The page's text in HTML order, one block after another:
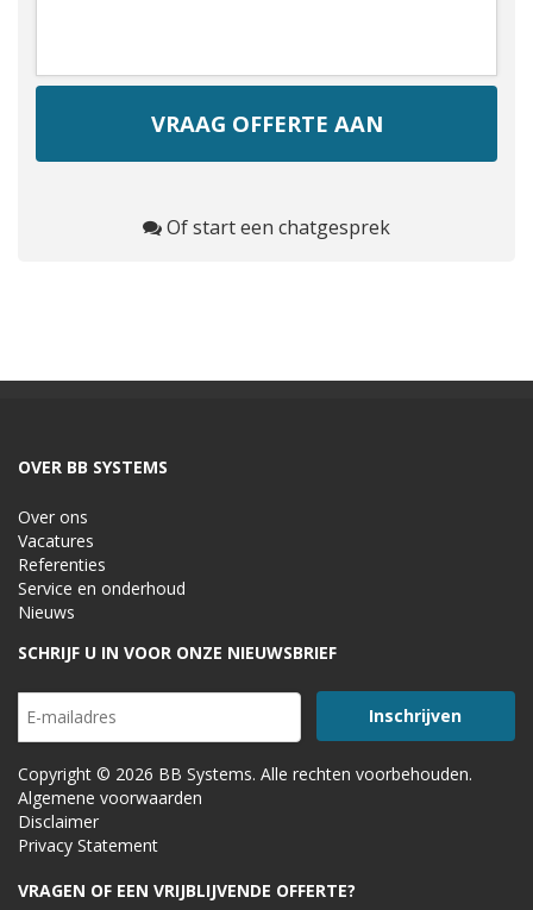
Of start een chatgesprek
OVER BB SYSTEMS
Over ons
Vacatures
Referenties
Service en onderhoud
Nieuws
SCHRIJF U IN VOOR ONZE NIEUWSBRIEF
Copyright © 2026 BB Systems. Alle rechten voorbehouden.
Algemene voorwaarden
Disclaimer
Privacy Statement
VRAGEN OF EEN VRIJBLIJVENDE OFFERTE?